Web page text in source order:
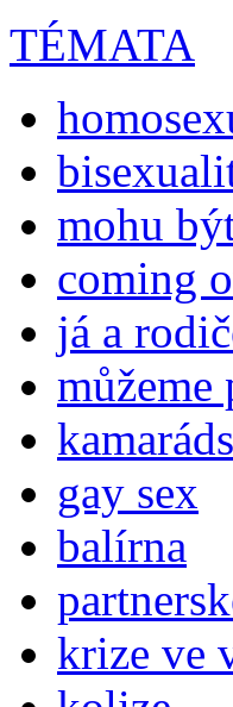
TÉMATA
mohu
coming
já a
můžeme
gay sex
balírna
krize ve